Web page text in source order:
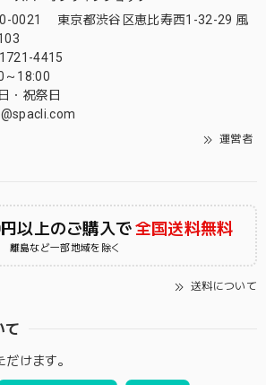
0021 東京都渋谷区恵比寿西1-32-29 風
4415
～18:00
・祝祭日
運営者
以上のご購入で全国送料無料
離島など一部地域を除く
送料について
て
けます。